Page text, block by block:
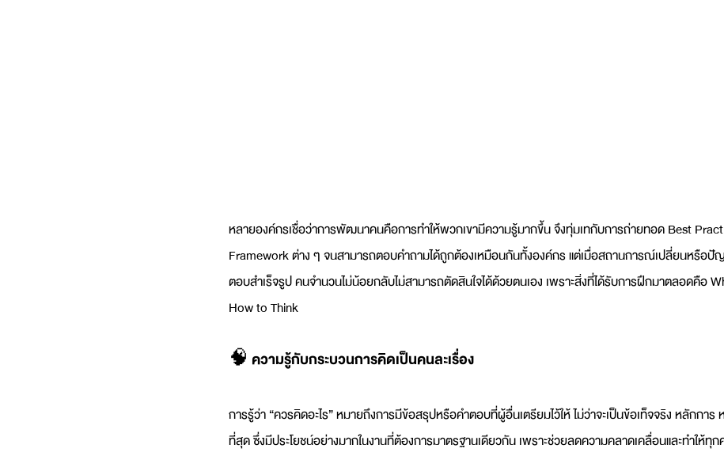
หลายองค์กรเชื่อว่าการพัฒนาคนคือการทำให้พวกเขามีความรู้มากขึ้น จึงทุ่มเทกับการถ่ายทอด Best
Framework ต่าง ๆ จนสามารถตอบคำถามได้ถูกต้องเหมือนกันทั้งองค์กร แต่เมื่อสถานการณ์เปลี่ยนหรือปั
ตอบสำเร็จรูป คนจำนวนไม่น้อยกลับไม่สามารถตัดสินใจได้ด้วยตนเอง เพราะสิ่งที่ได้รับการฝึกมาตลอดคือ
How to Think
🧠 ความรู้กับกระบวนการคิดเป็นคนละเรื่อง
การรู้ว่า “ควรคิดอะไร” หมายถึงการมีข้อสรุปหรือคำตอบที่ผู้อื่นเตรียมไว้ให้ ไม่ว่าจะเป็นข้อเท็จจริง หลักกา
ที่สุด ซึ่งมีประโยชน์อย่างมากในงานที่ต้องการมาตรฐานเดียวกัน เพราะช่วยลดความคลาดเคลื่อนและทำให้ทุก